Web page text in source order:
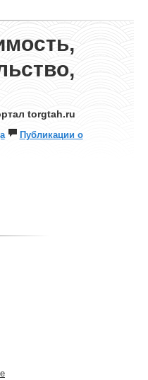
torgtah.ru
Публикации о